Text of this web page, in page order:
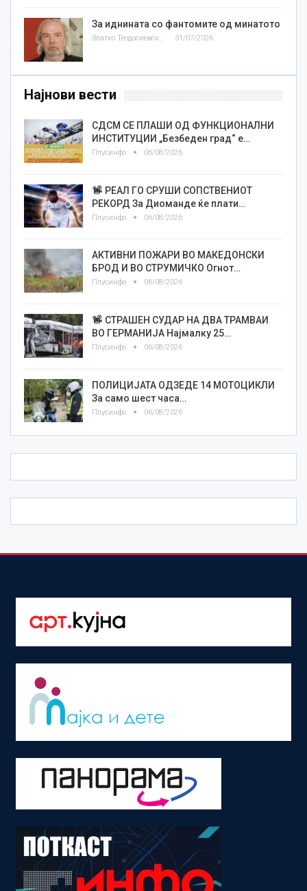
За иднината со фантомите од минатото
Златко Теодосиевски 31/07/2026
Најнови вести
СДСМ СЕ ПЛАШИ ОД ФУНКЦИОНАЛНИ
ИНСТИТУЦИИ „Безбеден град“ е…
Плусинфо 06/08/2026
РЕАЛ ГО СРУШИ СОПСТВЕНИОТ
РЕКОРД За Диоманде ќе плати…
Плусинфо 06/08/2026
АКТИВНИ ПОЖАРИ ВО МАКЕДОНСКИ
БРОД И ВО СТРУМИЧКО Огнот…
Плусинфо 06/08/2026
СТРАШЕН СУДАР НА ДВА ТРАМВАИ
ВО ГЕРМАНИЈА Најмалку 25…
Плусинфо 06/08/2026
ПОЛИЦИЈАТА ОДЗЕДЕ 14 МОТОЦИКЛИ
За само шест часа…
Плусинфо 06/08/2026